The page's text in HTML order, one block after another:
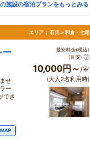
施設の宿泊プランをもっとみる
エリア： 石川 > 和倉・七尾
ー
せ
ー
でき
MAP
最安料金(税込)
(目安)
10,000円～ /室
(大人2名利用時)